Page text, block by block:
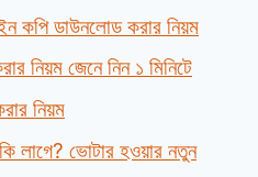
কপি ডাউনলোড করার নিয়ম
নিয়ম জেনে নিন ১ মিনিটে
নিয়ম
লাগে? ভোটার হওয়ার নতুন